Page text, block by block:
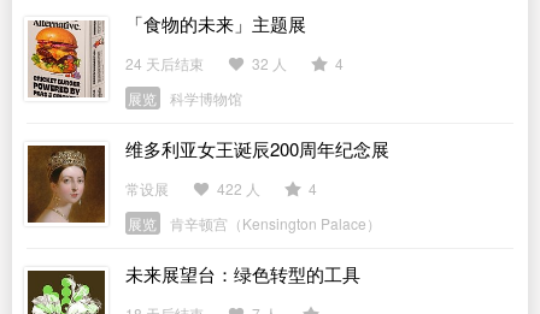
「食物的未来」主题展
24 天后结束 32 人
4
展览
科学博物馆
维多利亚女王诞辰200周年纪念展
常设展 422 人
4
展览
肯辛顿宫（Kensington Palace）
未来展望台：绿色转型的工具